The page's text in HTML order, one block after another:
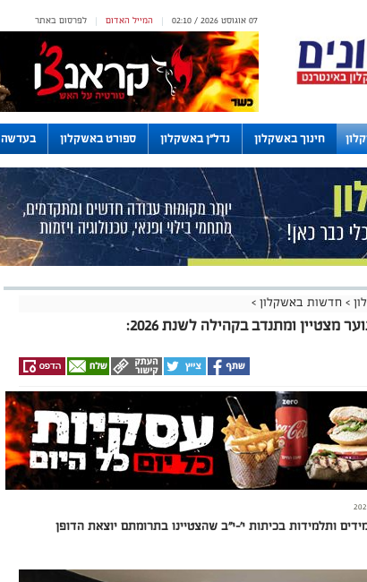
לפרסום באתר | המייל האדום | 07 אוגוסט 2026 / 02:10
חינוך באשקלון נדל"ן באשקלון ספורט באשקלון בעדשה
> חדשות באשקלון >
מצטיין ומתנדב בקהילה לשנת 2026:
הוענק ל-30 תלמידים ותלמידות בכיתות י'-י"ב שהצטיינו בתרומתם יוצאת הדופן